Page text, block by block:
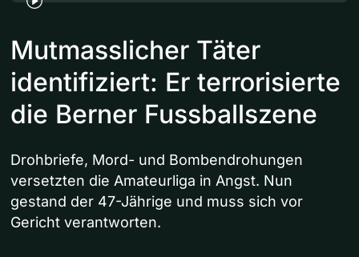
Mutmasslicher Täter
identifiziert: Er terrorisierte
die Berner Fussballszene
Drohbriefe, Mord- und Bombendrohungen
versetzten die Amateurliga in Angst. Nun
gestand der 47-Jährige und muss sich vor
Gericht verantworten.